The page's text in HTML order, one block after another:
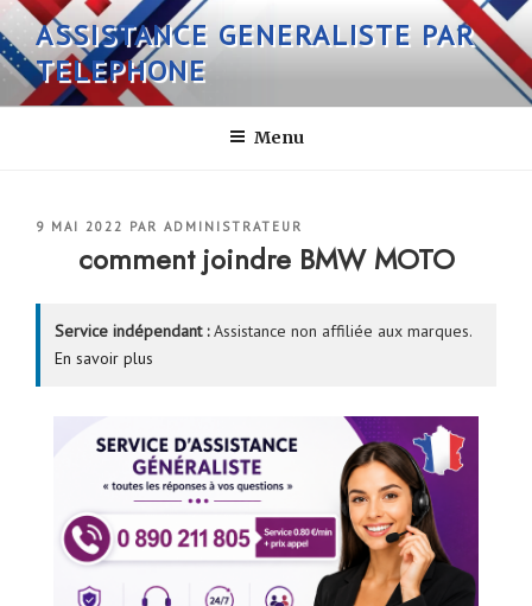
Aller
au
contenu
principal
ASSISTANCE GENERALISTE PAR
TELEPHONE
Menu
PUBLIÉ
9 MAI 2022 PAR ADMINISTRATEUR
comment joindre BMW MOTO
Service indépendant :Assistance non affiliée aux marques.
En savoir plus